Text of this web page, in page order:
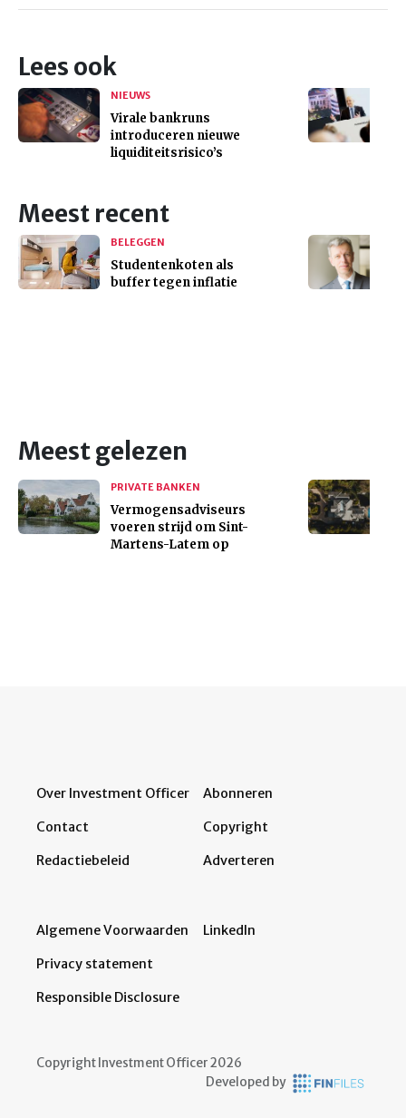
Lees ook
NIEUWS
Virale bankruns
introduceren nieuwe
liquiditeitsrisico’s
Meest recent
BELEGGEN
Studentenkoten als
buffer tegen inflatie
Meest gelezen
PRIVATE BANKEN
Vermogensadviseurs
voeren strijd om Sint-
Martens-Latem op
Over Investment Officer
Contact
Redactiebeleid
Abonneren
Copyright
Adverteren
Algemene Voorwaarden
Privacy statement
Responsible Disclosure
LinkedIn
Copyright Investment Officer 2026
Developed by